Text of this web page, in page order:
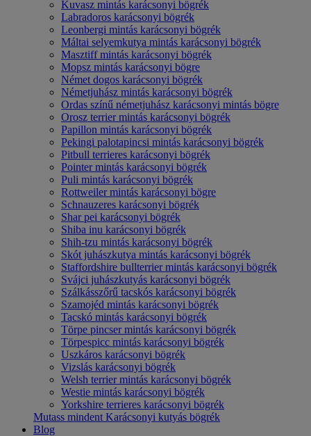
Kuvasz mintás karácsonyi bögrék
Labradoros karácsonyi bögrék
Leonbergi mintás karácsonyi bögrék
Máltai selyemkutya mintás karácsonyi bögrék
Masztiff mintás karácsonyi bögrék
Mopsz mintás karácsonyi bögre
Német dogos karácsonyi bögrék
Németjuhász mintás karácsonyi bögrék
Ordas színű németjuhász karácsonyi mintás bögre
Orosz terrier mintás karácsonyi bögrék
Papillon mintás karácsonyi bögrék
Pekingi palotapincsi mintás karácsonyi bögrék
Pitbull terrieres karácsonyi bögrék
Pointer mintás karácsonyi bögrék
Puli mintás karácsonyi bögrék
Rottweiler mintás karácsonyi bögre
Schnauzeres karácsonyi bögrék
Shar pei karácsonyi bögrék
Shiba inu karácsonyi bögrék
Shih-tzu mintás karácsonyi bögrék
Skót juhászkutya mintás karácsonyi bögrék
Staffordshire bullterrier mintás karácsonyi bögrék
Svájci juhászkutyás karácsonyi bögrék
Szálkásszőrű tacskós karácsonyi bögrék
Szamojéd mintás karácsonyi bögrék
Tacskó mintás karácsonyi bögrék
Törpe pincser mintás karácsonyi bögrék
Törpespicc mintás karácsonyi bögrék
Uszkáros karácsonyi bögrék
Vizslás karácsonyi bögrék
Welsh terrier mintás karácsonyi bögrék
Westie mintás karácsonyi bögrék
Yorkshire terrieres karácsonyi bögrék
Mutass mindent Karácsonyi kutyás bögrék
Blog